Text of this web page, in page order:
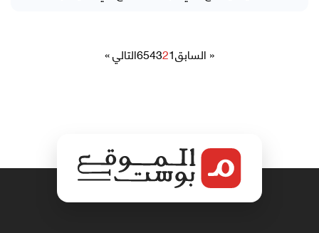
« السابق1
2
3
4
5
6التالي »